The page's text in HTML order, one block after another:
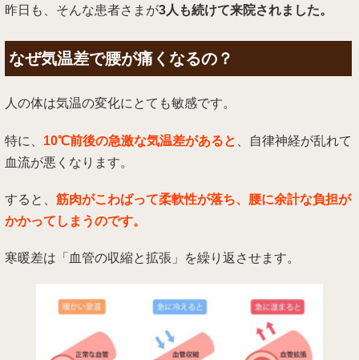
昨日も、そんな患者さまが3人も続けて来院されました。
なぜ気温差で腰が痛くなるの？
人の体は気温の変化にとても敏感です。
特に、 10℃前後の急激な気温差があると
、自律神経が乱れて
血流が悪くなります。
すると、 筋肉がこわばって柔軟性が落ち、腰に余計な負担が
かかってしまうのです。
寒暖差は「血管の収縮と拡張」を繰り返させます。